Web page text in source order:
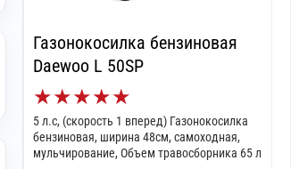
Газонокосилка бензиновая
Daewoo L 50SP
★★★★★
5 л.с, (скорость 1 вперед) Газонокосилка
бензиновая, ширина 48см, самоходная,
мульчирование, Объем травосборника 65 л